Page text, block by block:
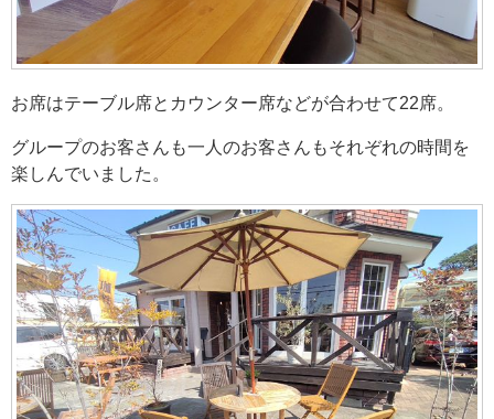
お席はテーブル席とカウンター席などが合わせて22席。
グループのお客さんも一人のお客さんもそれぞれの時間を
楽しんでいました。